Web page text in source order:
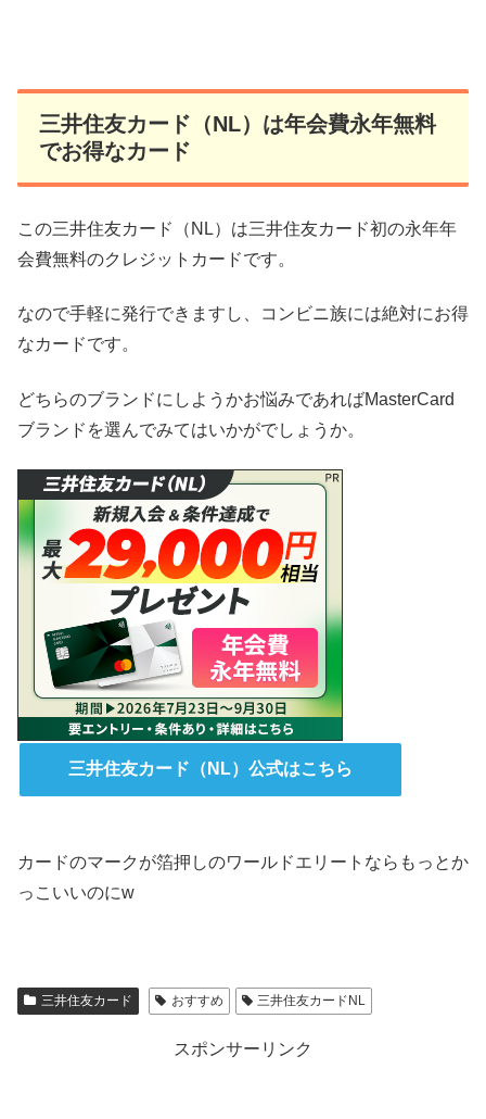
三井住友カード（NL）は年会費永年無料
でお得なカード
この三井住友カード（NL）は三井住友カード初の永年年
会費無料のクレジットカードです。
なので手軽に発行できますし、コンビニ族には絶対にお得
なカードです。
どちらのブランドにしようかお悩みであればMasterCard
ブランドを選んでみてはいかがでしょうか。
三井住友カード（NL）公式はこちら
カードのマークが箔押しのワールドエリートならもっとか
っこいいのにw
三井住友カード おすすめ 三井住友カードNL
スポンサーリンク